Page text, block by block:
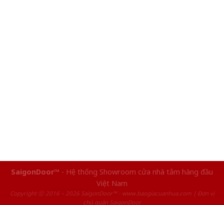
SaigonDoor™ - Hệ thống Showroom cửa nhà tắm hàng đầu
Việt Nam
Copyright ⓒ 2016 – 2026 SaigonDoor™ - www.baogiacuanhua.com | Đơn vị
chủ quản SaigonDoor